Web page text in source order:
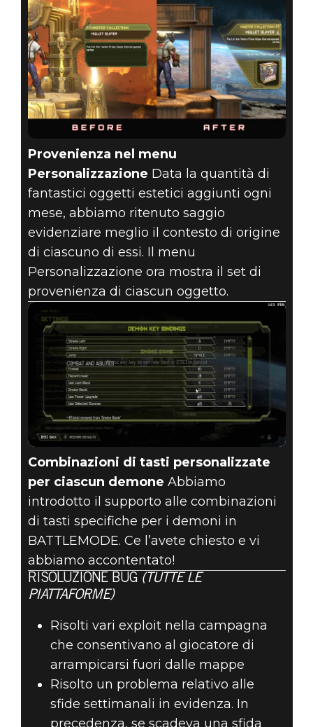
Provenienza nel menu
Personalizzazione Data la quantità di
fantastici oggetti estetici aggiunti ogni
mese, abbiamo ritenuto saggio
evidenziare meglio il contesto di origine
di ciascuno di essi. Il menu
Personalizzazione ora mostra il set di
provenienza di ciascun oggetto.
Combinazioni di tasti personalizzate
per ciascun demone Abbiamo
introdotto il supporto alle combinazioni
di tasti specifiche per i demoni in
BATTLEMODE. Ce l’avete chiesto e vi
abbiamo accontentato!
RISOLUZIONE BUG (TUTTE LE
PIATTAFORME)
Risolti vari exploit nella campagna
che consentivano al giocatore di
arrampicarsi fuori dalle mappe
Risolto un problema relativo alle
sfide settimanali in evidenza. In
precedenza, se scadeva una sfida